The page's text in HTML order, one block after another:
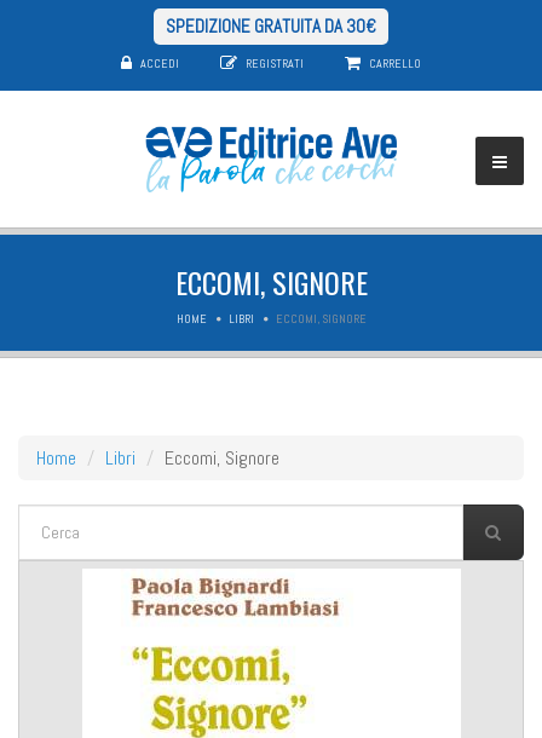
SPEDIZIONE GRATUITA DA 30€
ACCEDI REGISTRATI CARRELLO
ECCOMI, SIGNORE
HOME LIBRI ECCOMI, SIGNORE
Home Libri Eccomi, Signore
FORM DI RICERCA